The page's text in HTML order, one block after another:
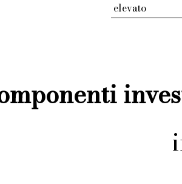
elevato